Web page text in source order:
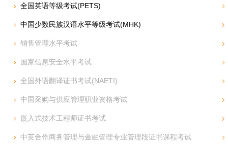
全国英语等级考试(PETS)
中国少数民族汉语水平等级考试(MHK)
销售管理水平考试
国家信息安全水平考试
全国外语翻译证书考试(NAETI)
中国采购与供应管理职业资格考试
嵌入式技术工程师证书考试
中英合作商务管理与金融管理专业管理段证书课程考试